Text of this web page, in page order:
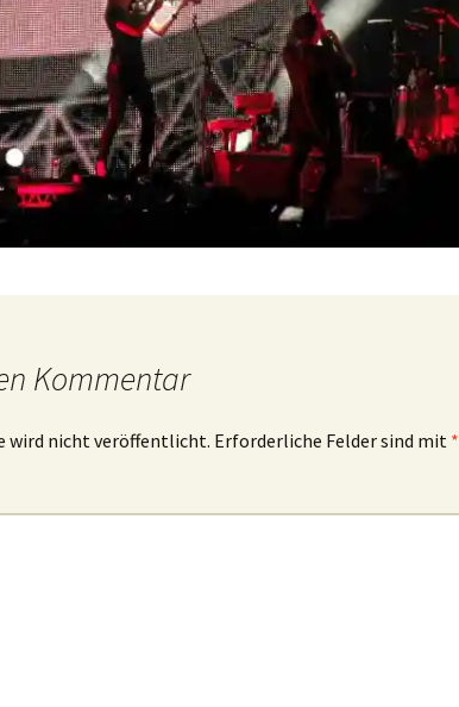
Kommentar
wird nicht veröffentlicht. Erforderliche Felder sind mit *